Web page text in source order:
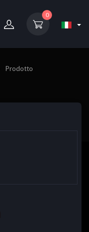
0
Prodotto